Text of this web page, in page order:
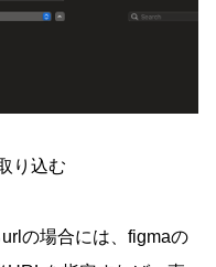
り込む
の場合には、figmaの